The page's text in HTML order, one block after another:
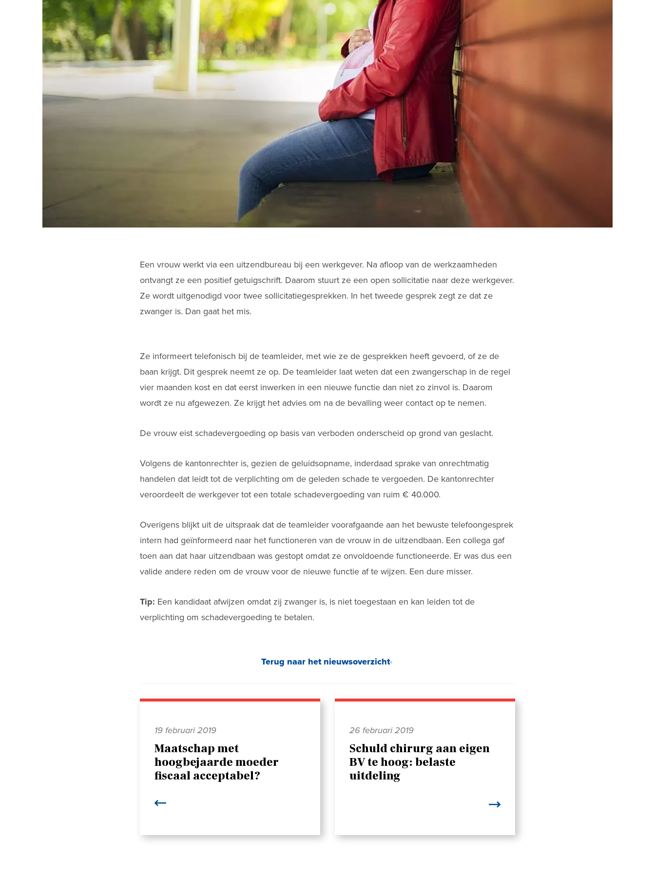
Een vrouw werkt via een uitzendbureau bij een werkgever. Na afloop van de werkzaamheden
ontvangt ze een positief getuigschrift. Daarom stuurt ze een open sollicitatie naar deze werkgever.
Ze wordt uitgenodigd voor twee sollicitatiegesprekken. In het tweede gesprek zegt ze dat ze
zwanger is. Dan gaat het mis.
Ze informeert telefonisch bij de teamleider, met wie ze de gesprekken heeft gevoerd, of ze de
baan krijgt. Dit gesprek neemt ze op. De teamleider laat weten dat een zwangerschap in de regel
vier maanden kost en dat eerst inwerken in een nieuwe functie dan niet zo zinvol is. Daarom
wordt ze nu afgewezen. Ze krijgt het advies om na de bevalling weer contact op te nemen.
De vrouw eist schadevergoeding op basis van verboden onderscheid op grond van geslacht.
Volgens de kantonrechter is, gezien de geluidsopname, inderdaad sprake van onrechtmatig
handelen dat leidt tot de verplichting om de geleden schade te vergoeden. De kantonrechter
veroordeelt de werkgever tot een totale schadevergoeding van ruim € 40.000.
Overigens blijkt uit de uitspraak dat de teamleider voorafgaande aan het bewuste telefoongesprek
intern had geïnformeerd naar het functioneren van de vrouw in de uitzendbaan. Een collega gaf
toen aan dat haar uitzendbaan was gestopt omdat ze onvoldoende functioneerde. Er was dus een
valide andere reden om de vrouw voor de nieuwe functie af te wijzen. Een dure misser.
Tip: Een kandidaat afwijzen omdat zij zwanger is, is niet toegestaan en kan leiden tot de
verplichting om schadevergoeding te betalen.
Terug naar het nieuwsoverzicht
19 februari 2019
Maatschap met
hoogbejaarde moeder
fiscaal acceptabel?
26 februari 2019
Schuld chirurg aan eigen
BV te hoog: belaste
uitdeling